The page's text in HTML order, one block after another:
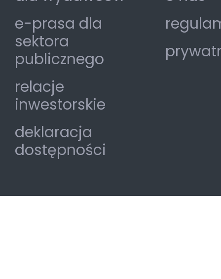
e-prasa dla
sektora
publicznego
relacje
inwestorskie
deklaracja
dostępności